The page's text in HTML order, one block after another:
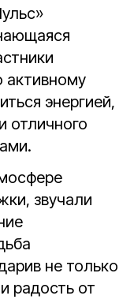
активному
энергией,
отличного
звучали
не только
радость от